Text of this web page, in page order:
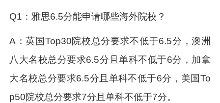
Q1：雅思6.5分能申请哪些海外院校？
A：英国Top30院校总分要求不低于6.5分，澳洲
八大名校总分要求6.5分且单科不低于6分，加拿
大名校总分要求6.5分且单科不低于6分，美国To
p50院校总分要求7分且单科不低于7分。